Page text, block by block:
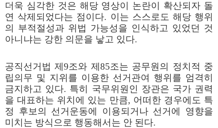
더욱 심각한 것은 해당 영상이 논란이 확산되자 돌
연 삭제되었다는 점이다. 이는 스스로도 해당 행위
의 부적절성과 위법 가능성을 인식하고 있었던 것
아니냐는 강한 의문을 낳고 있다.
공직선거법 제9조와 제 85조는 공무원의 정치적 중
립의무 및 지위를 이용한 선거관여 행위를 엄격히
금지하고 있다. 특히 국무위원인 장관은 국가 권력
을 대표하는 위치에 있는 만큼, 어떠한 경우에도 특
정 후보의 선거운동에 이용되거나 선거에 영향을
미치는 방식으로 행동해서는 안 된다.